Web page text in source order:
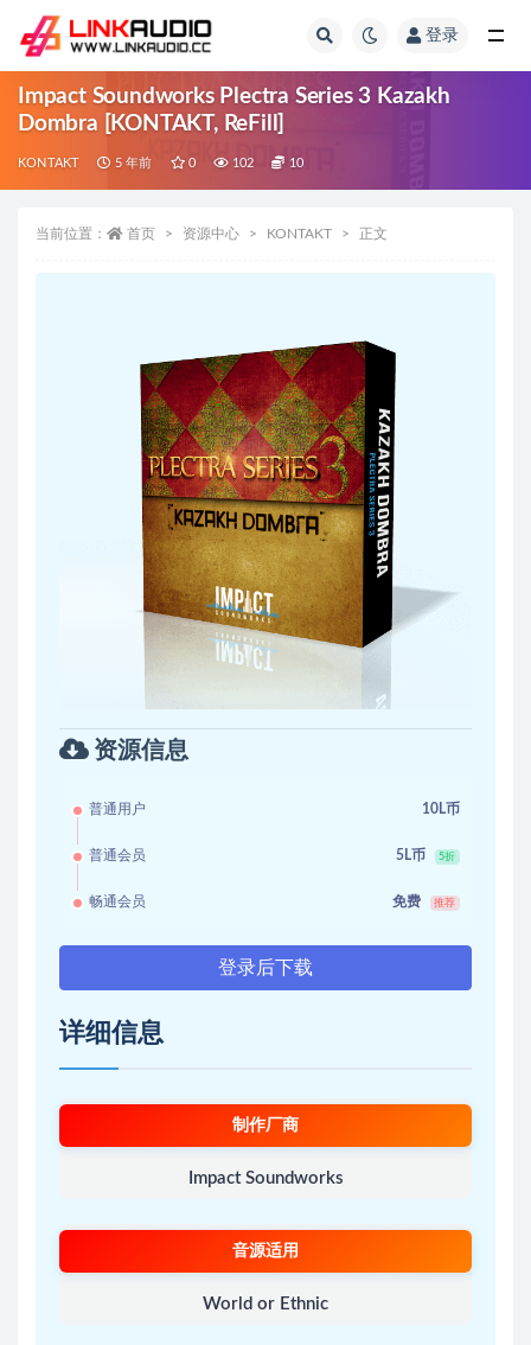
登录
Impact Soundworks Plectra Series 3 Kazakh
Dombra [KONTAKT, ReFill]
KONTAKT 5 年前 0 102 10
当前位置： 首页 资源中心 KONTAKT 正文
资源信息
普通用户 10L币
普通会员 5L币 5折
畅通会员 免费 推荐
登录后下载
详细信息
制作厂商
Impact Soundworks
音源适用
World or Ethnic